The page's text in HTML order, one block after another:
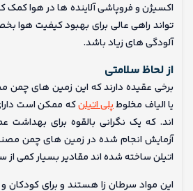
اکسیژن و فروپاشی آلاینده ها در هوا
تواند راهی عالی برای بهبود کیفیت هوا
آلودگی های زیاد باشد.
از لحاظ سلامتی
برخی عقیده دارند که این زمین های چمن
یا الیاف مخلوطپلی اتیلنکه ممکن است
اند. که یک نگرانی بالقوه برای
آزمایش انجام شده در زمین های چمن
اتیلن ساخته شده اند مقادیر بسیار کمی از
این مواد سرطان زا هستند و برای کودکان و